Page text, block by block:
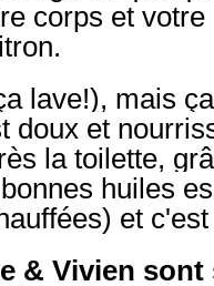
corps et
lave!), mais
doux et
la toilette,
huiles
et
& Vivien